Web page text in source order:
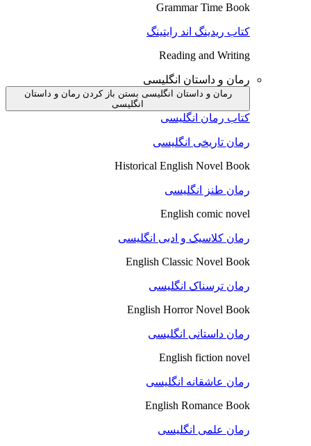
Grammar Time Book
کتاب ریدینگ اند رایتینگ
Reading and Writing
رمان و داستان انگلیسی
رمان و داستان انگلیسی بستن باز کردن رمان و داستان
انگلیسی
کتاب رمان انگلیسی
رمان تاریخی انگلیسی
Historical English Novel Book
رمان طنز انگلیسی
English comic novel
رمان کلاسیک و ادبی انگلیسی
English Classic Novel Book
رمان ترسناک انگلیسی
English Horror Novel Book
رمان داستانی انگلیسی
English fiction novel
رمان عاشقانه انگلیسی
English Romance Book
رمان علمی انگلیسی